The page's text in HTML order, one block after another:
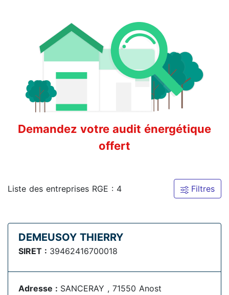
Demandez votre audit énergétique
offert
Liste des entreprises RGE : 4 Filtres
DEMEUSOY THIERRY
SIRET : 39462416700018
Adresse : SANCERAY , 71550 Anost